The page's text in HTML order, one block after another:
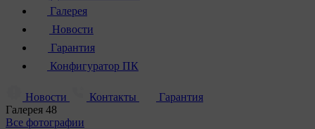
Галерея
Новости
Гарантия
Конфигуратор ПК
Новости Контакты
Гарантия
Галерея 48
Все фотографии